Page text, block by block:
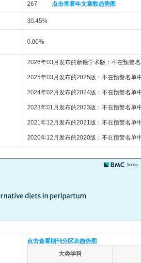
267 点击查看年文章数趋势图
30.45%
0.00%
2026年03月发布的新锐学术版：不在预警
2025年03月发布的2025版：不在预警名单
2024年02月发布的2024版：不在预警名单
2023年01月发布的2023版：不在预警名单
2021年12月发布的2021版：不在预警名单
2020年12月发布的2020版：不在预警名单
点击查看期刊分区表趋势图
大类学科